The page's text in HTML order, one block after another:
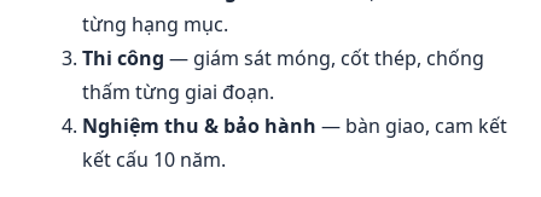
từng hạng mục.
Thi công — giám sát móng, cốt thép, chống
thấm từng giai đoạn.
Nghiệm thu & bảo hành — bàn giao, cam kết
kết cấu 10 năm.